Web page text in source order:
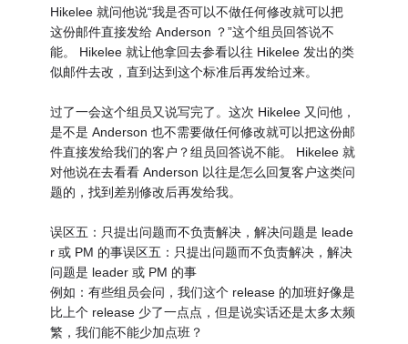
Hikelee 就问他说“我是否可以不做任何修改就可以把
这份邮件直接发给 Anderson ？”这个组员回答说不
能。 Hikelee 就让他拿回去参看以往 Hikelee 发出的类
似邮件去改，直到达到这个标准后再发给过来。
过了一会这个组员又说写完了。这次 Hikelee 又问他，
是不是 Anderson 也不需要做任何修改就可以把这份邮
件直接发给我们的客户？组员回答说不能。 Hikelee 就
对他说在去看看 Anderson 以往是怎么回复客户这类问
题的，找到差别修改后再发给我。
误区五：只提出问题而不负责解决，解决问题是 leade
r 或 PM 的事误区五：只提出问题而不负责解决，解决
问题是 leader 或 PM 的事
例如：有些组员会问，我们这个 release 的加班好像是
比上个 release 少了一点点，但是说实话还是太多太频
繁，我们能不能少加点班？